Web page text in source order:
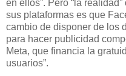
en ellos”. Pero “la
sus plataformas es que
cambio de disponer de los
para hacer publicidad
Meta, que financia la
usuarios”.